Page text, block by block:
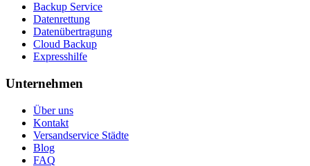
Backup Service
Datenrettung
Datenübertragung
Cloud Backup
Expresshilfe
Unternehmen
Über uns
Kontakt
Versandservice Städte
Blog
FAQ